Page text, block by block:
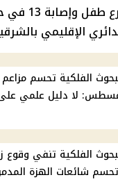
بالأسماء..
الإقليمي
لا دليل علمي على
الفلكية تنفي وقوع
شائعات الهزة